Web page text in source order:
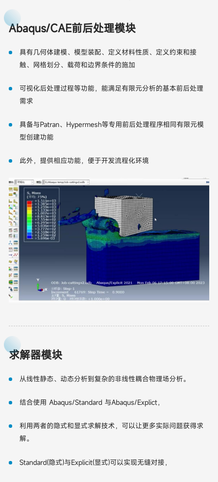
Abaqus/CAE前后处理模块
具有几何体建模、模型装配、定义材料性质、定义约束和接
触、网格划分、载荷和边界条件的施加
可视化后处理过程等功能，能满足有限元分析的基本前后处理
需求
具备与Patran、Hypermesh等专用前后处理程序相同有限元模
型创建功能
此外，提供相应功能，便于开发流程化环境
求解器模块
从线性静态、动态分析到复杂的非线性耦合物理场分析。
结合使用 Abaqus/Standard 与Abaqus/Explict，
利用两者的隐式和显式求解技术，可以让更多实际问题获得求
解。
Standard(隐式)与Explicit(显式)可以实现无缝对接，